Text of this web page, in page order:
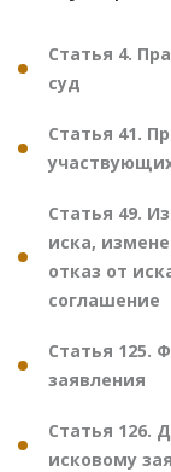
Статья 4.
суд
Статья 41.
Статья 49.
иска,
отказ от
соглашение
Статья 125.
заявления
Статья 126.
исковому